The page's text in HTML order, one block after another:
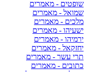
שופטים - מאמרים
שמואל - מאמרים
מלכים - מאמרים
ישעיהו - מאמרים
ירמיהו - מאמרים
יחזקאל - מאמרים
תרי עשר - מאמרים
כתובים - מאמרים